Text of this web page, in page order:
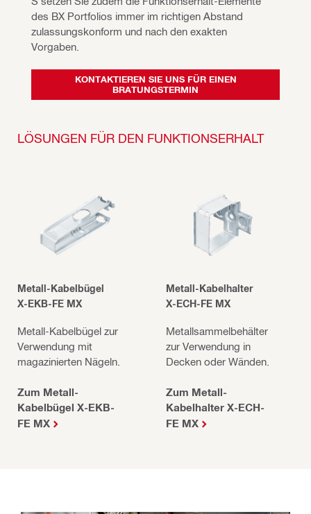
des BX Portfolios immer im richtigen Abstand
zulassungskonform und nach den exakten
Vorgaben.
KONTAKTIEREN SIE UNS FÜR EINEN
BRATUNGSTERMIN
LÖSUNGEN FÜR DEN FUNKTIONSERHALT
Metall-Kabelbügel
X-EKB-FE MX
Metall-Kabelbügel zur
Verwendung mit
magazinierten Nägeln.
Zum Metall-
Kabelbügel X-EKB-
FE MX
Metall-Kabelhalter
X-ECH-FE MX
Metallsammelbehälter
zur Verwendung in
Decken oder Wänden.
Zum Metall-
Kabelhalter X-ECH-
FE MX